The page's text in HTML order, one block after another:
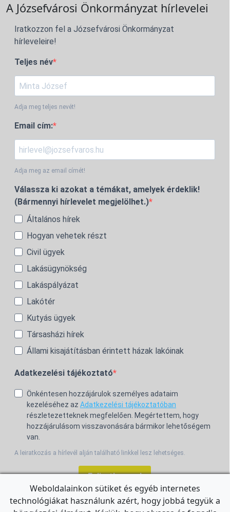
A Józsefvárosi Önkormányzat hírlevelei
Iratkozzon fel a Józsefvárosi Önkormányzat
hírleveleire!
Teljes név
Adja meg teljes nevét!
Email cím:
Adja meg az email címét!
Válassza ki azokat a témákat, amelyek érdeklik!
(Bármennyi hírlevelet megjelölhet.)
Általános hírek
Hogyan vehetek részt
Civil ügyek
Lakásügynökség
Lakáspályázat
Lakótér
Kutyás ügyek
Társasházi hírek
Állami kisajátításban érintett házak lakóinak
Adatkezelési tájékoztató
Önkéntesen hozzájárulok személyes adataim
kezeléséhez az Adatkezelési tájékoztatóban
részletezetteknek megfelelően. Megértettem, hogy
hozzájárulásom visszavonására bármikor lehetőségem
van.
A leiratkozás a hírlevél alján található linkkel lesz lehetséges.
Feliratkozom!
Weboldalainkon sütiket és egyéb internetes
technológiákat használunk azért, hogy jobbá tegyük a